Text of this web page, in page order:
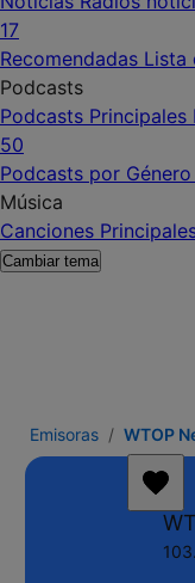
17
Recomendadas Lista
Podcasts
Podcasts Principales
50
Podcasts por Género
Música
Canciones
Cambiar tema
Emisoras WTOP